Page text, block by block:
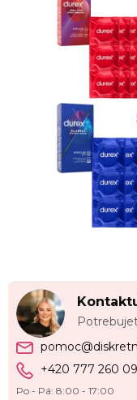
+420 777 260
Po - Pá: 8:00 - 17:00